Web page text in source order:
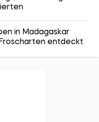
in Madagaskar
entdeckt